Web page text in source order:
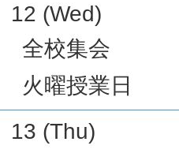
12 (Wed)
全校集会
火曜授業日
13 (Thu)